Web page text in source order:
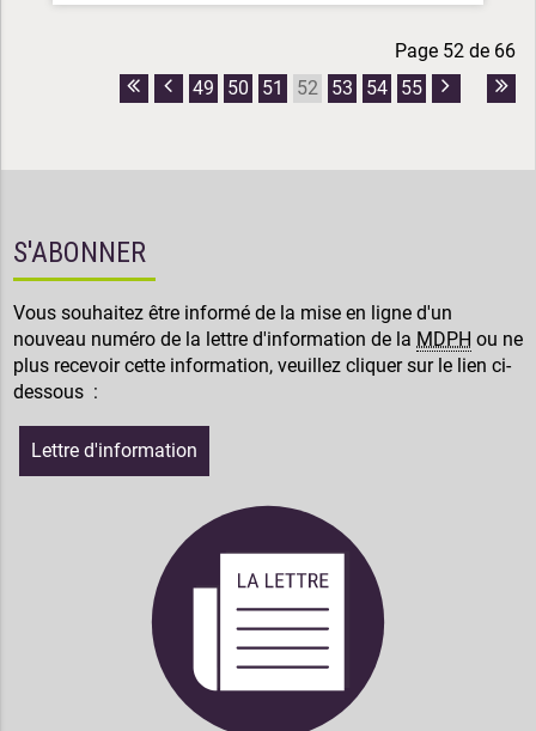
Page 52 de 66
Première
Page
49 50 51 52 53 54 55
Page
S'ABONNER
Vous souhaitez être informé de la mise en ligne d'un
nouveau numéro de la lettre d'information de la MDPH ou ne
plus recevoir cette information, veuillez cliquer sur le lien ci-
dessous :
Lettre d'information